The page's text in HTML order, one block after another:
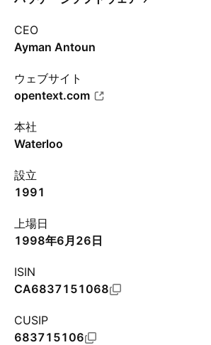
CEO
Ayman Antoun
ウェブサイト
opentext.com
本社
Waterloo
設立
1991
上場日
1998年6月26日
ISIN
CA6837151068
CUSIP
683715106